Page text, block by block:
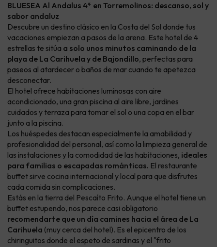
BLUESEA Al Andalus 4* en Torremolinos: descanso, sol y
sabor andaluz
Descubre un destino clásico en la Costa del Sol donde tus
vacaciones empiezan a pasos de la arena. Este hotel de 4
estrellas te sitúa a solo unos minutos caminando de la
playa de La Carihuela y de Bajondillo, perfectas para
paseos al atardecer o baños de mar cuando te apetezca
desconectar.
El hotel ofrece habitaciones luminosas con aire
acondicionado, una gran piscina al aire libre, jardines
cuidados y terraza para tomar el sol o una copa en el bar
junto a la piscina.
Los huéspedes destacan especialmente la amabilidad y
profesionalidad del personal, así como la limpieza general de
las instalaciones y la comodidad de las habitaciones, ideales
para familias o escapadas románticas. El restaurante
buffet sirve cocina internacional y local para que disfrutes
cada comida sin complicaciones.
Estás en la tierra del Pescaíto Frito. Aunque el hotel tiene un
buffet estupendo, nos parece casi obligatorio
recomendarte que un día camines hacia el área de La
Carihuela (muy cerca del hotel). Es el epicentro de los
chiringuitos donde el espeto de sardinas y el "frito